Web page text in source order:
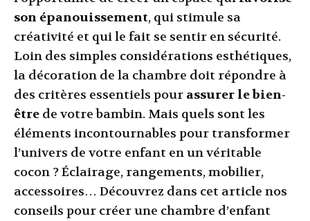
son épanouissement, qui stimule sa
créativité et qui le fait se sentir en sécurité.
Loin des simples considérations esthétiques,
la décoration de la chambre doit répondre à
des critères essentiels pour assurer le bien-
être de votre bambin. Mais quels sont les
éléments incontournables pour transformer
l’univers de votre enfant en un véritable
cocon ? Éclairage, rangements, mobilier,
accessoires… Découvrez dans cet article nos
conseils pour créer une chambre d’enfant